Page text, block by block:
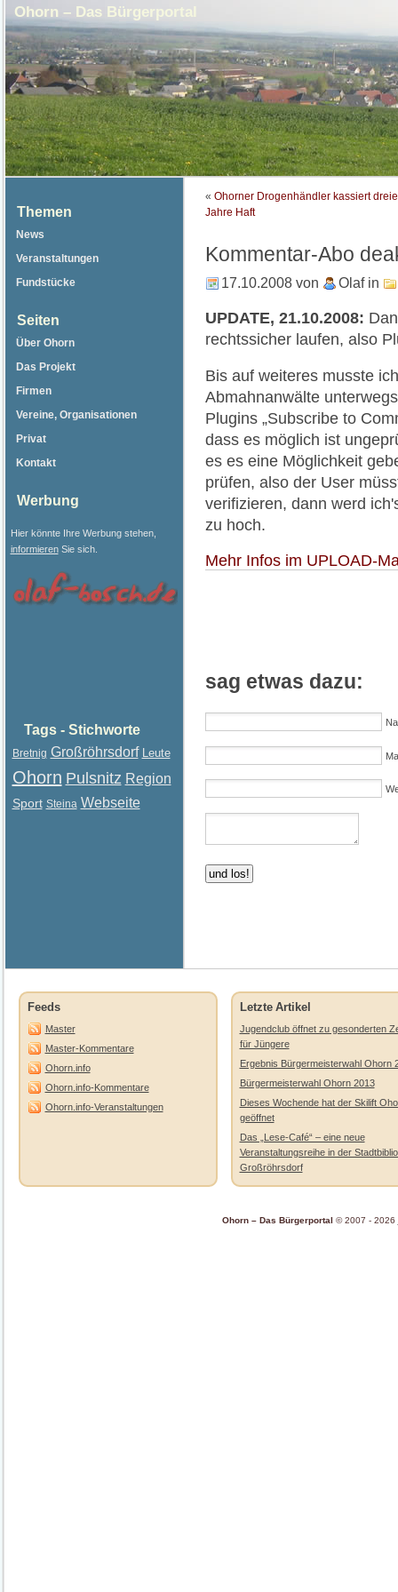
Ohorn – Das Bürgerportal
« Ohorner Drogenhändler kassiert
Jahre Haft
Kommentar-Abo
17.10.2008 von Olaf in
UPDATE, 21.10.2008:
rechtssicher laufen, also
Bis auf weiteres musste
Abmahnanwälte
Plugins „Subscribe to
dass es möglich ist
es es eine Möglichkeit
prüfen, also der User
verifizieren, dann werd
zu hoch.
Mehr Infos im UPLOAD-
sag etwas dazu:
Themen
News
Veranstaltungen
Fundstücke
Seiten
Über Ohorn
Das Projekt
Firmen
Vereine, Organisationen
Privat
Kontakt
Werbung
Hier könnte Ihre Werbung stehen,
informierenSie sich.
Tags - Stichworte
Bretnig Großröhrsdorf Leute
Ohorn Pulsnitz Region
Sport Steina Webseite
Feeds
Master
Master-Kommentare
Ohorn.info
Ohorn.info-Kommentare
Ohorn.info-Veranstaltungen
Letzte Artikel
Jugendclub öffnet zu gesonderten
für Jüngere
Ergebnis Bürgermeisterwahl Ohorn
Bürgermeisterwahl Ohorn 2013
Dieses Wochende hat der Skilift
geöffnet
Das „Lese-Café“ – eine neue
Veranstaltungsreihe in der
Großröhrsdorf
Ohorn – Das Bürgerportal © 2007 - 2026